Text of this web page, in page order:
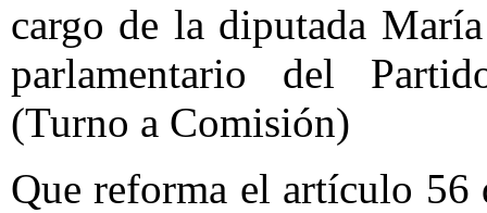
cargo de la diputada
parlamentario del
(Turno a Comisión)
Que reforma el artículo